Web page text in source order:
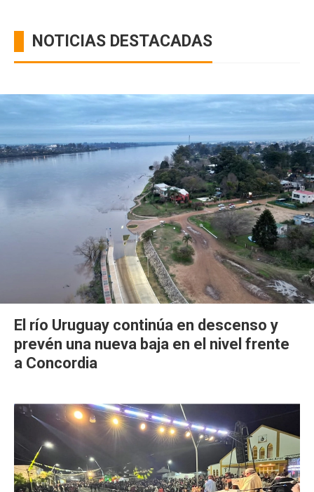
NOTICIAS DESTACADAS
El río Uruguay continúa en descenso y
prevén una nueva baja en el nivel frente
a Concordia